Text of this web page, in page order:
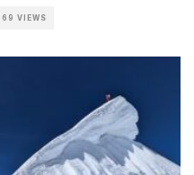
69 VIEWS